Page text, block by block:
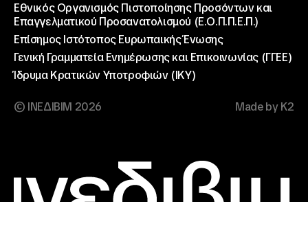
Εθνικός Οργανισμός Πιστοποίησης Προσόντων και
Επαγγελματικού Προσανατολισμού (Ε.Ο.Π.Π.Ε.Π.)
Επίσημος Ιστότοπος Ευρωπαικής Ένωσης
Γενική Γραμματεία Ενημέρωσης και Επικοινωνίας (ΓΓΕΕ)
Ίδρυμα Κρατικών Υποτροφιών (ΙΚΥ)
© ΙΝΕΔΙΒΙΜ 2026 Made by K2